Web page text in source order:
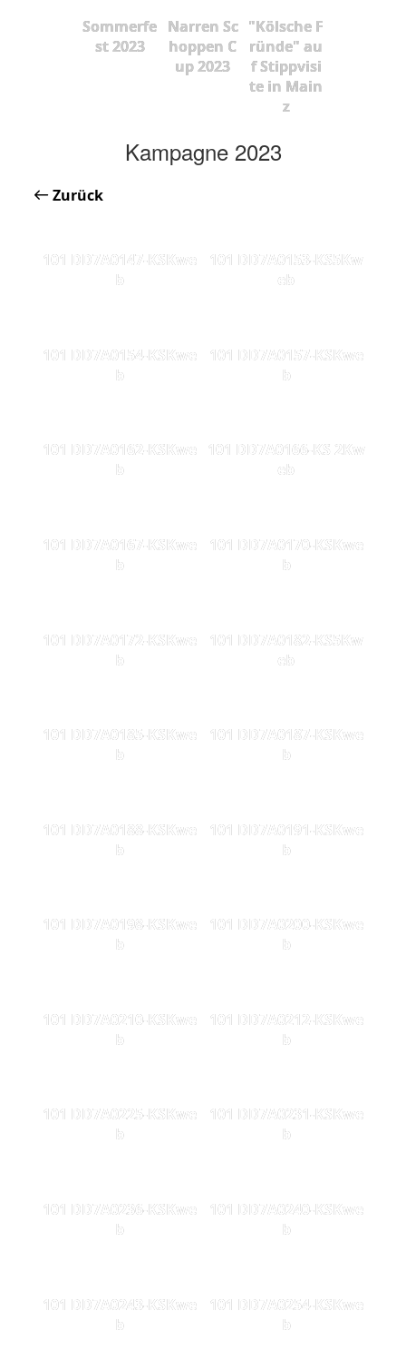
Sommerfe
st 2023
Narren Sc
hoppen C
up 2023
"Kölsche F
ründe" au
f Stippvisi
te in Main
z
Kampagne 2023
Zurück
101 DD7A0147-KSKwe
b
101 DD7A0153-KS5Kw
eb
101 DD7A0154-KSKwe
b
101 DD7A0157-KSKwe
b
101 DD7A0162-KSKwe
b
101 DD7A0166-KS 2Kw
eb
101 DD7A0167-KSKwe
b
101 DD7A0170-KSKwe
b
101 DD7A0172-KSKwe
b
101 DD7A0182-KS5Kw
eb
101 DD7A0185-KSKwe
b
101 DD7A0187-KSKwe
b
101 DD7A0188-KSKwe
b
101 DD7A0191-KSKwe
b
101 DD7A0198-KSKwe
b
101 DD7A0200-KSKwe
b
101 DD7A0210-KSKwe
b
101 DD7A0212-KSKwe
b
101 DD7A0225-KSKwe
b
101 DD7A0231-KSKwe
b
101 DD7A0236-KSKwe
b
101 DD7A0240-KSKwe
b
101 DD7A0243-KSKwe
b
101 DD7A0254-KSKwe
b